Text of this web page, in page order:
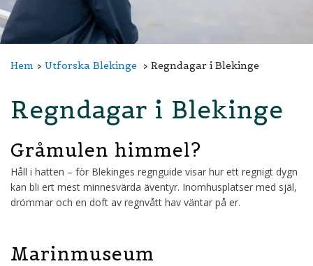
Hem Utforska Blekinge Regndagar i Blekinge
Regndagar i Blekinge
Gråmulen himmel?
Håll i hatten – för Blekinges regnguide visar hur ett regnigt dygn
kan bli ert mest minnesvärda äventyr. Inomhusplatser med själ,
drömmar och en doft av regnvått hav väntar på er.
Marinmuseum